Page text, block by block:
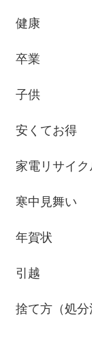
健康
卒業
子供
安くてお得
家電リサイ
寒中見舞い
年賀状
引越
捨て方（処分